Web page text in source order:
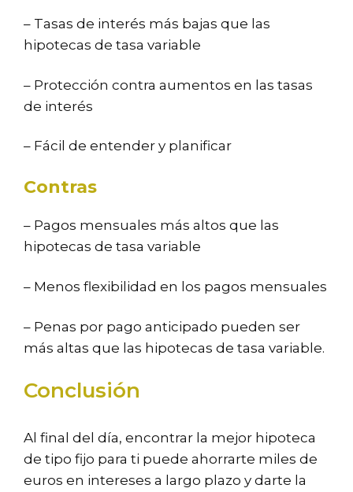
– Tasas de interés más bajas que las
hipotecas de tasa variable
– Protección contra aumentos en las tasas
de interés
– Fácil de entender y planificar
Contras
– Pagos mensuales más altos que las
hipotecas de tasa variable
– Menos flexibilidad en los pagos mensuales
– Penas por pago anticipado pueden ser
más altas que las hipotecas de tasa variable.
Conclusión
Al final del día, encontrar la mejor hipoteca
de tipo fijo para ti puede ahorrarte miles de
euros en intereses a largo plazo y darte la